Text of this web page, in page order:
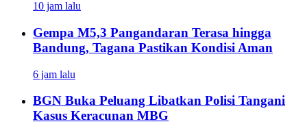
10 jam lalu
Gempa M5,3 Pangandaran Terasa hingga
Bandung, Tagana Pastikan Kondisi Aman
6 jam lalu
BGN Buka Peluang Libatkan Polisi Tangani
Kasus Keracunan MBG